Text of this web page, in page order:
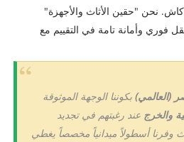
نحن "حقين الأثاث والأجهزة"
فوري وأمانة تامة في التقييم مع
(العالمي)بكوننا الوجهة الموثوقة
والخرج عند رغبتهم في تجديد
وفرنا أسطولاً ميدانياً مخصصاً يغطي